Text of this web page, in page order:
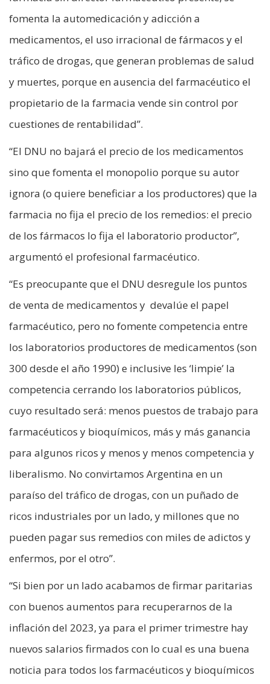
fomenta la automedicación y adicción a
medicamentos, el uso irracional de fármacos y el
tráfico de drogas, que generan problemas de salud
y muertes, porque en ausencia del farmacéutico el
propietario de la farmacia vende sin control por
cuestiones de rentabilidad”.
“El DNU no bajará el precio de los medicamentos
sino que fomenta el monopolio porque su autor
ignora (o quiere beneficiar a los productores) que la
farmacia no fija el precio de los remedios: el precio
de los fármacos lo fija el laboratorio productor”,
argumentó el profesional farmacéutico.
“Es preocupante que el DNU desregule los puntos
de venta de medicamentos y devalúe el papel
farmacéutico, pero no fomente competencia entre
los laboratorios productores de medicamentos (son
300 desde el año 1990) e inclusive les ‘limpie’ la
competencia cerrando los laboratorios públicos,
cuyo resultado será: menos puestos de trabajo para
farmacéuticos y bioquímicos, más y más ganancia
para algunos ricos y menos y menos competencia y
liberalismo. No convirtamos Argentina en un
paraíso del tráfico de drogas, con un puñado de
ricos industriales por un lado, y millones que no
pueden pagar sus remedios con miles de adictos y
enfermos, por el otro”.
“Si bien por un lado acabamos de firmar paritarias
con buenos aumentos para recuperarnos de la
inflación del 2023, ya para el primer trimestre hay
nuevos salarios firmados con lo cual es una buena
noticia para todos los farmacéuticos y bioquímicos